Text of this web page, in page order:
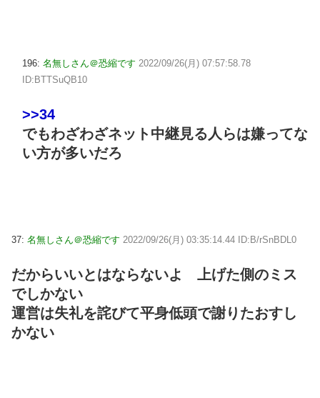
196: 名無しさん＠恐縮です 2022/09/26(月) 07:57:58.78
ID:BTTSuQB10
>>34
でもわざわざネット中継見る人らは嫌ってな
い方が多いだろ
37: 名無しさん＠恐縮です 2022/09/26(月) 03:35:14.44 ID:B/rSnBDL0
だからいいとはならないよ 上げた側のミス
でしかない
運営は失礼を詫びて平身低頭で謝りたおすし
かない